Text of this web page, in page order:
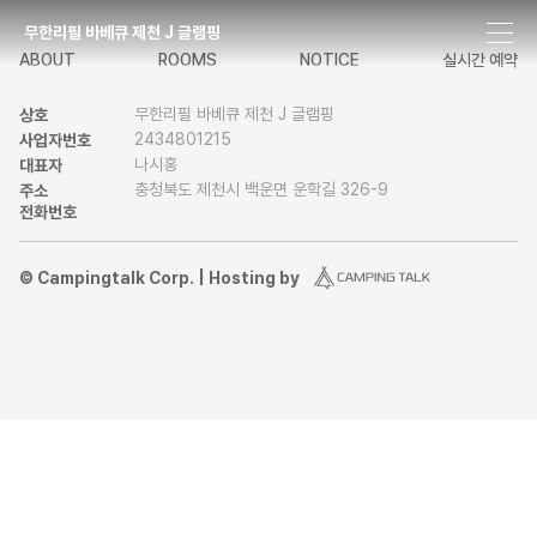
무한리필 바베큐 제천 J 글램핑
ABOUT
ROOMS NOTICE 실시간 예약
상호
무한리필 바베큐 제천 J 글램핑
사업자번호
2434801215
대표자
나시홍
주소
충청북도 제천시 백운면 운학길 326-9
전화번호
© Campingtalk Corp. | Hosting by